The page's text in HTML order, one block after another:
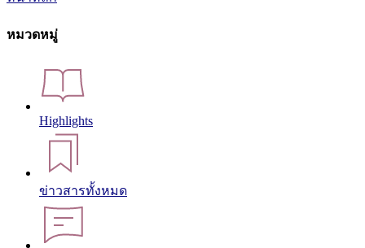
หมวดหมู่
Highlights
ข่าวสารทั้งหมด